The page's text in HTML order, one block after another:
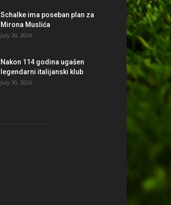
Schalke ima poseban plan za
Mirona Muslića
July 30, 2026
Nakon 114 godina ugašen
legendarni italijanski klub
July 30, 2026